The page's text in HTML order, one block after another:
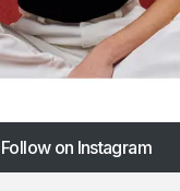
Follow on Instagram
Follow on Instagram